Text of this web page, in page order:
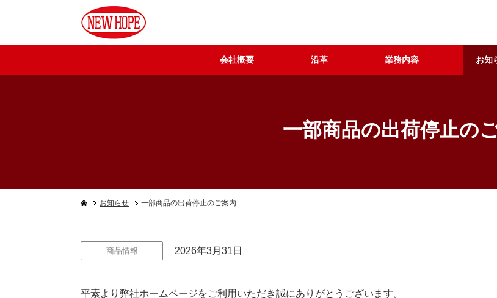
会社概要 沿革 業務内容 お知
一部商品の出荷停止の
お知らせ 一部商品の出荷停止のご案内
商品情報 2026年3月31日
平素より弊社ホームページをご利用いただき誠にありがとうございます。